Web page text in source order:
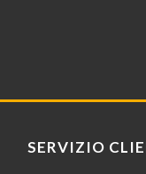
SERVIZIO